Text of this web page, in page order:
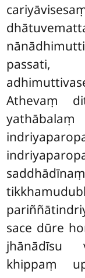
passati,
Athevaṃ
saddhādīnaṃ
sace dūre
jhānādīsu
khippaṃ